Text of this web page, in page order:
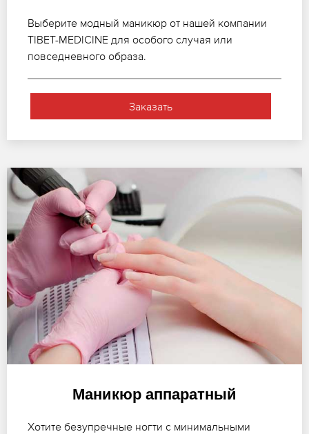
Выберите модный маникюр от нашей компании
TIBET-MEDICINE для особого случая или
повседневного образа.
Заказать
Маникюр аппаратный
Хотите безупречные ногти с минимальными